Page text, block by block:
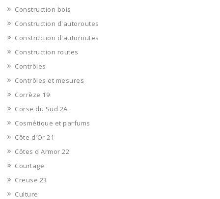
Construction bois
Construction d'autoroutes
Construction d'autoroutes
Construction routes
Contrôles
Contrôles et mesures
Corrèze 19
Corse du Sud 2A
Cosmétique et parfums
Côte d'Or 21
Côtes d'Armor 22
Courtage
Creuse 23
Culture